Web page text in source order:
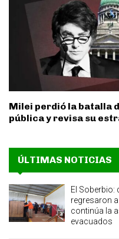
Milei perdió la batalla
pública y revisa su
ÚLTIMAS NOTICIAS
El Soberbio:
regresaron
continúa la
evacuados